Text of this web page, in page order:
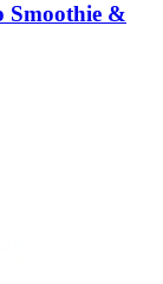
Smoothie &